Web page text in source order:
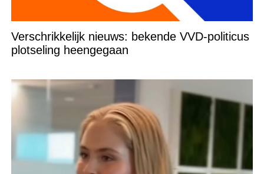
Verschrikkelijk nieuws: bekende VVD-politicus
plotseling heengegaan